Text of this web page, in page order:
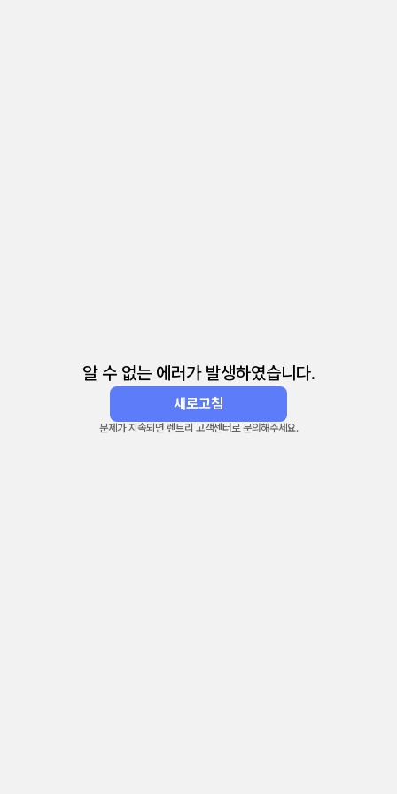
알 수 없는 에러가 발생하였습니다.
새로고침
문제가 지속되면 렌트리 고객센터로 문의해주세요.